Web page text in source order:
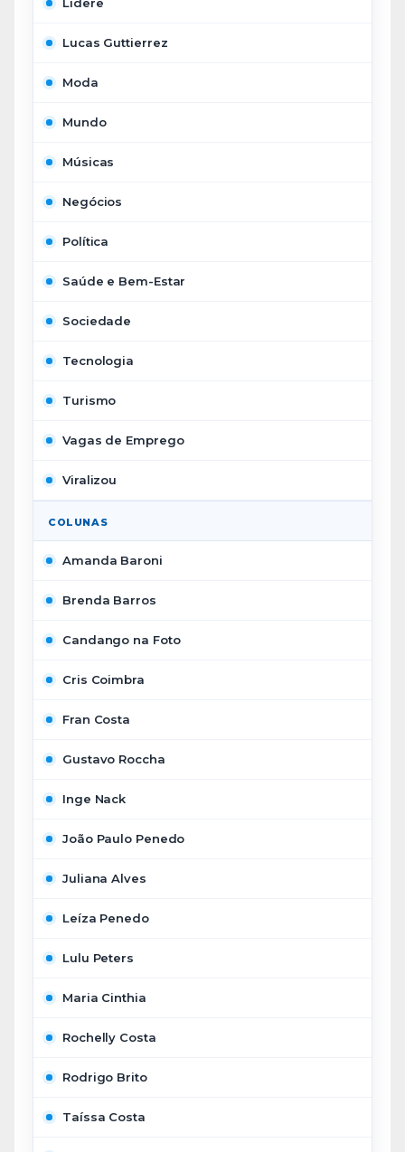
Lidere
Lucas Guttierrez
Moda
Mundo
Músicas
Negócios
Política
Saúde e Bem-Estar
Sociedade
Tecnologia
Turismo
Vagas de Emprego
Viralizou
COLUNAS
Amanda Baroni
Brenda Barros
Candango na Foto
Cris Coimbra
Fran Costa
Gustavo Roccha
Inge Nack
João Paulo Penedo
Juliana Alves
Leíza Penedo
Lulu Peters
Maria Cinthia
Rochelly Costa
Rodrigo Brito
Taíssa Costa